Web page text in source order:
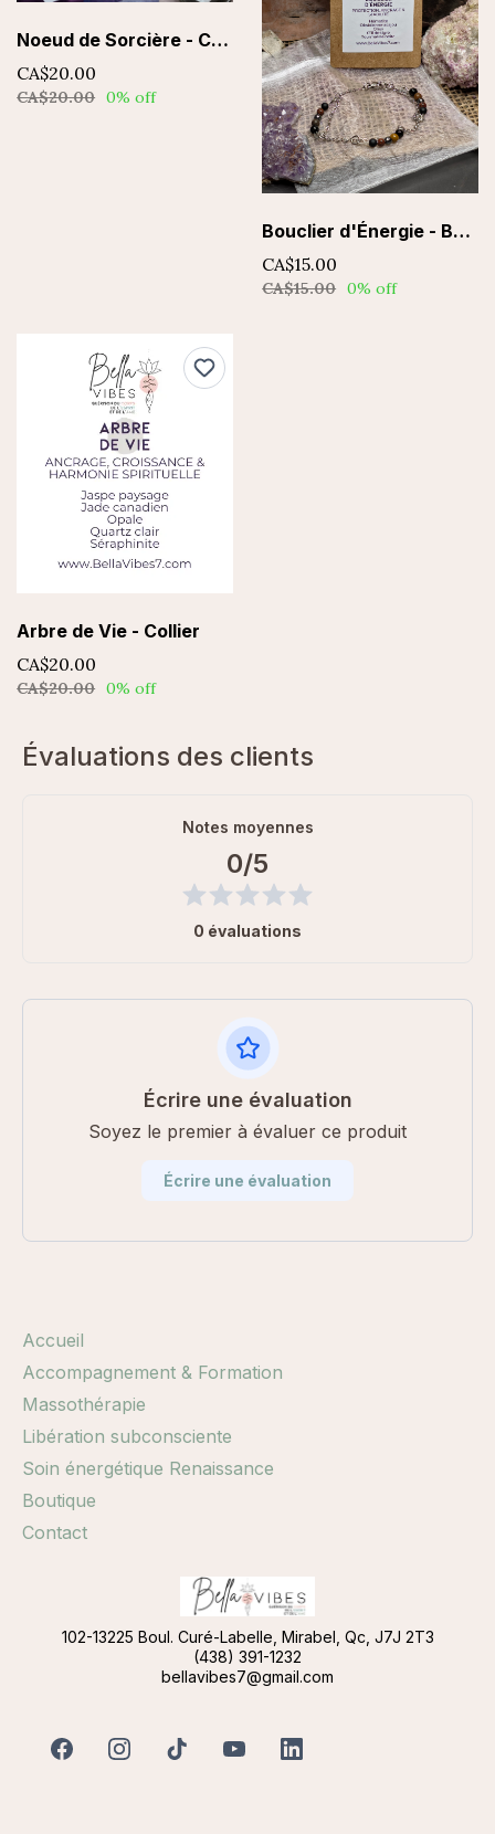
Noeud de Sorcière - Collier
CA$20.00
CA$20.00 0% off
Bouclier d'Énergie - Bracelet
CA$15.00
CA$15.00 0% off
Arbre de Vie - Collier
CA$20.00
CA$20.00 0% off
Évaluations des clients
Notes moyennes
0/5
0 évaluations
Écrire une évaluation
Soyez le premier à évaluer ce produit
Écrire une évaluation
Accueil
Accompagnement & Formation
Massothérapie
Libération subconsciente
Soin énergétique Renaissance
Boutique
Contact
102-13225 Boul. Curé-Labelle, Mirabel, Qc, J7J 2T3
(438) 391-1232
bellavibes7@gmail.com